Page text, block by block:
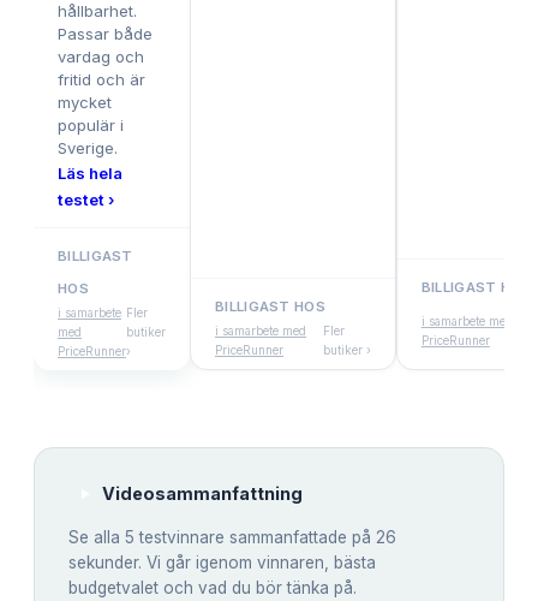
hållbarhet.
Passar både
vardag och
fritid och är
mycket
populär i
Sverige.
Läs hela
testet ›
BILLIGAST
HOS
i samarbete
med
PriceRunner
Fler
butiker
›
BILLIGAST HOS
i samarbete med
PriceRunner
Fler
butiker ›
BILLIGAST HOS
i samarbete med
PriceRunner
Videosammanfattning
Se alla 5 testvinnare sammanfattade på 26
sekunder. Vi går igenom vinnaren, bästa
budgetvalet och vad du bör tänka på.